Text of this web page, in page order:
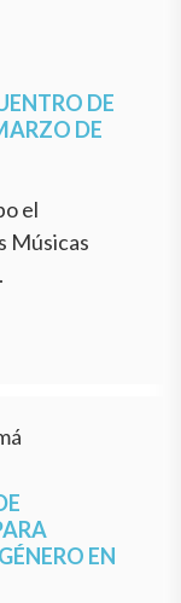
DE
DE
el
Músicas
EN